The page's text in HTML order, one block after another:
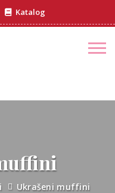
Katalog
Ukrašeni muffini